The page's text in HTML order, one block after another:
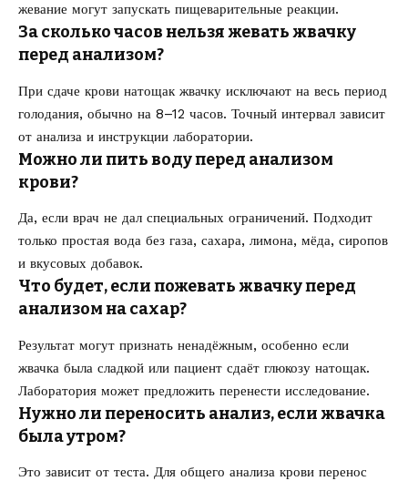
жевание могут запускать пищеварительные реакции.
За сколько часов нельзя жевать жвачку
перед анализом?
При сдаче крови натощак жвачку исключают на весь период
голодания, обычно на 8–12 часов. Точный интервал зависит
от анализа и инструкции лаборатории.
Можно ли пить воду перед анализом
крови?
Да, если врач не дал специальных ограничений. Подходит
только простая вода без газа, сахара, лимона, мёда, сиропов
и вкусовых добавок.
Что будет, если пожевать жвачку перед
анализом на сахар?
Результат могут признать ненадёжным, особенно если
жвачка была сладкой или пациент сдаёт глюкозу натощак.
Лаборатория может предложить перенести исследование.
Нужно ли переносить анализ, если жвачка
была утром?
Это зависит от теста. Для общего анализа крови перенос